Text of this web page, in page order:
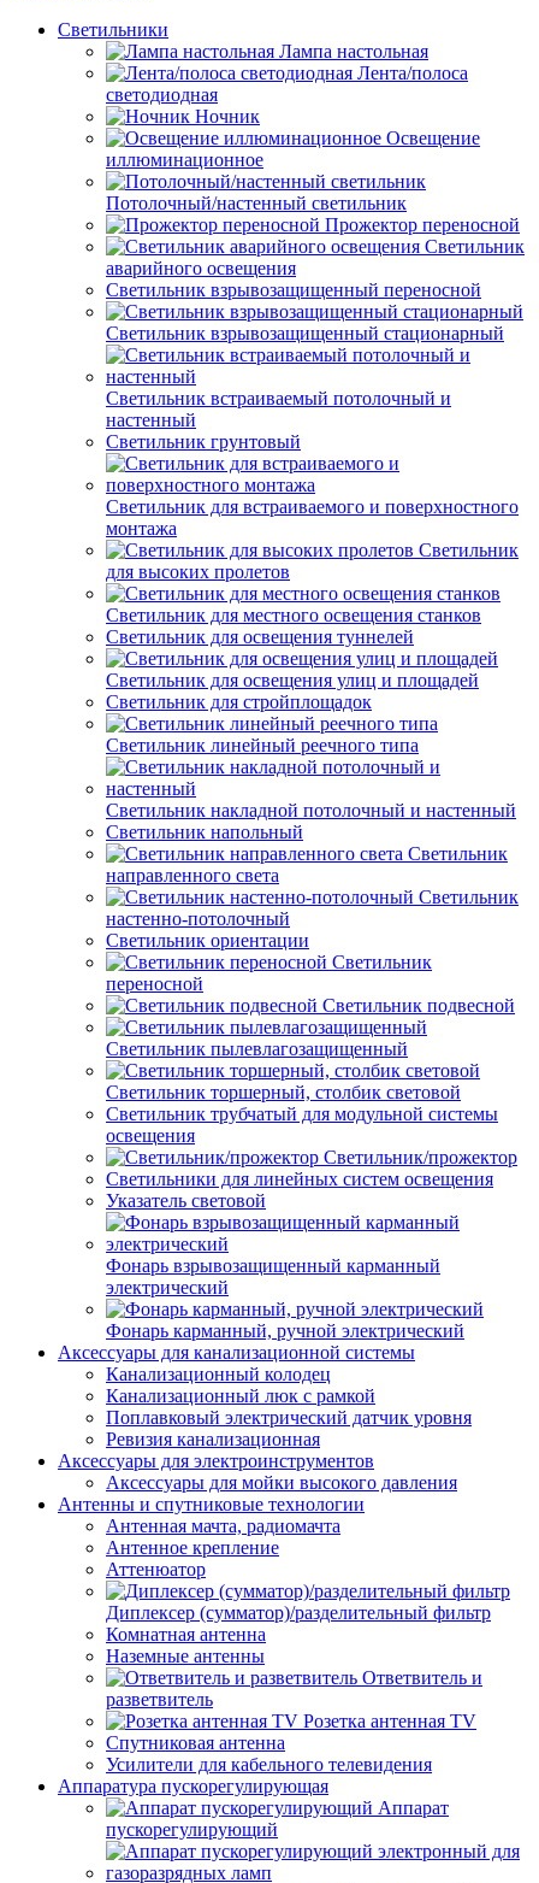
Светильники
Лампа настольная
Лента/полоса
светодиодная
Ночник
Освещение
иллюминационное
Потолочный/настенный светильник
Прожектор переносной
Светильник
аварийного освещения
Светильник взрывозащищенный переносной
Светильник взрывозащищенный стационарный
Светильник встраиваемый потолочный и
настенный
Светильник грунтовый
Светильник для встраиваемого и поверхностного
монтажа
Светильник
для высоких пролетов
Светильник для местного освещения станков
Светильник для освещения туннелей
Светильник для освещения улиц и площадей
Светильник для стройплощадок
Светильник линейный реечного типа
Светильник накладной потолочный и настенный
Светильник напольный
Светильник
направленного света
Светильник
настенно-потолочный
Светильник ориентации
Светильник
переносной
Светильник подвесной
Светильник пылевлагозащищенный
Светильник торшерный, столбик световой
Светильник трубчатый для модульной системы
освещения
Светильник/прожектор
Светильники для линейных систем освещения
Указатель световой
Фонарь взрывозащищенный карманный
электрический
Фонарь карманный, ручной электрический
Аксессуары для канализационной системы
Канализационный колодец
Канализационный люк с рамкой
Поплавковый электрический датчик уровня
Ревизия канализационная
Аксессуары для электроинструментов
Аксессуары для мойки высокого давления
Антенны и спутниковые технологии
Антенная мачта, радиомачта
Антенное крепление
Аттенюатор
Диплексер (сумматор)/разделительный фильтр
Комнатная антенна
Наземные антенны
Ответвитель и
разветвитель
Розетка антенная TV
Спутниковая антенна
Усилители для кабельного телевидения
Аппаратура пускорегулирующая
Аппарат
пускорегулирующий